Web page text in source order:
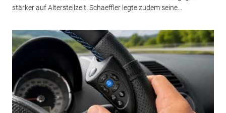
stärker auf Altersteilzeit. Schaeffler legte zudem seine...